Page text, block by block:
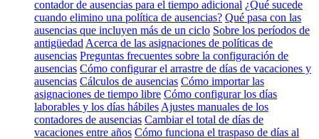
contador de ausencias para el tiempo adicional ¿Qué sucede
cuando elimino una política de ausencias? Qué pasa con las
ausencias que incluyen más de un ciclo Sobre los períodos de
antigüedad Acerca de las asignaciones de políticas de
ausencias Preguntas frecuentes sobre la configuración de
ausencias Cómo configurar el arrastre de días de vacaciones y
ausencias Cálculos de ausencias Cómo importar las
asignaciones de tiempo libre Cómo configurar los días
laborables y los días hábiles Ajustes manuales de los
contadores de ausencias Cambiar el total de días de
vacaciones entre años Cómo funciona el traspaso de días al